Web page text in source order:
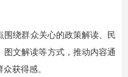
围绕群众关心的政策解读、民
文解读等方式，推动内容通
获得感。